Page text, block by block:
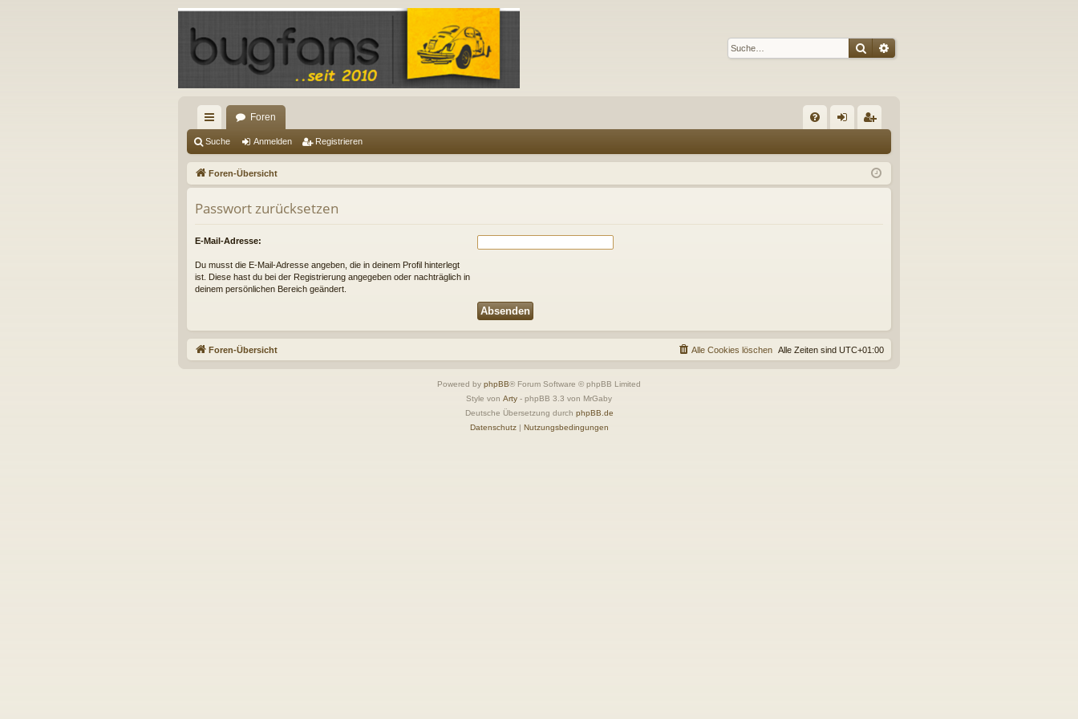
SucheErweiterte Suche
ch
ne
llz
ug
riff
Foren
Q m
el
ist
rie
Suche Anmelden Registrieren
Foren-Übersicht
Passwort zurücksetzen
E-Mail-Adresse:
Du musst die E-Mail-Adresse angeben, die in deinem Profil hinterlegt
ist. Diese hast du bei der Registrierung angegeben oder nachträglich in
deinem persönlichen Bereich geändert.
Foren-Übersicht Alle Zeiten sind UTC+01:00
Alle Cookies löschen
Powered by phpBB® Forum Software © phpBB Limited
Style von Arty - phpBB 3.3 von MrGaby
Deutsche Übersetzung durch phpBB.de
Datenschutz| Nutzungsbedingungen